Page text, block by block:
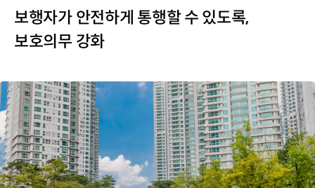
보행자가 안전하게 통행할 수 있도록,
보호의무 강화